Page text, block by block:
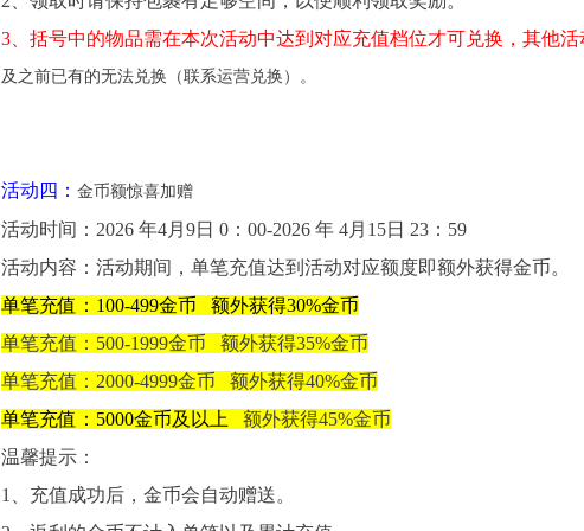
3、括号中的物品需在本次活动中达到对应充值档位才可兑换，其他
及之前已有的无法兑换（联系运营兑换）。
活动四： 金币额惊喜加赠
活动时间：2026 年4月9日 0：00-2026 年 4月15日 23：59
活动内容：活动期间，单笔充值达到活动对应额度即额外获得金币。
单笔充值：100-499金币 额外获得30%金币
单笔充值：500-1999金币 额外获得35%金币
单笔充值：2000-4999金币 额外获得40%金币
单笔充值：5000金币及以上
额外获得45%金币
温馨提示：
1、充值成功后，金币会自动赠送。